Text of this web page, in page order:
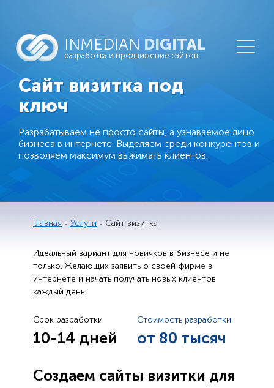
INMEDIAN DIGITAL
разработка и продвижение сайтов
Сайт визитка под
ключ
Разрабатываем не просто сайты, а узнаваемое лицо
бизнеса в интернете. Выделяем среди конкурентов и
позволяем максимум выжимать клиентов.
Главная Услуги Сайт визитка
Идеальный вариант для новичков в бизнесе и не
только. Желающих заявить о своей фирме в
интернете и начать получать новых клиентов
каждый день.
Срок разработки
10-14 дней
Стоимость разработки
от 80 тысяч
Создаем сайты визитки для